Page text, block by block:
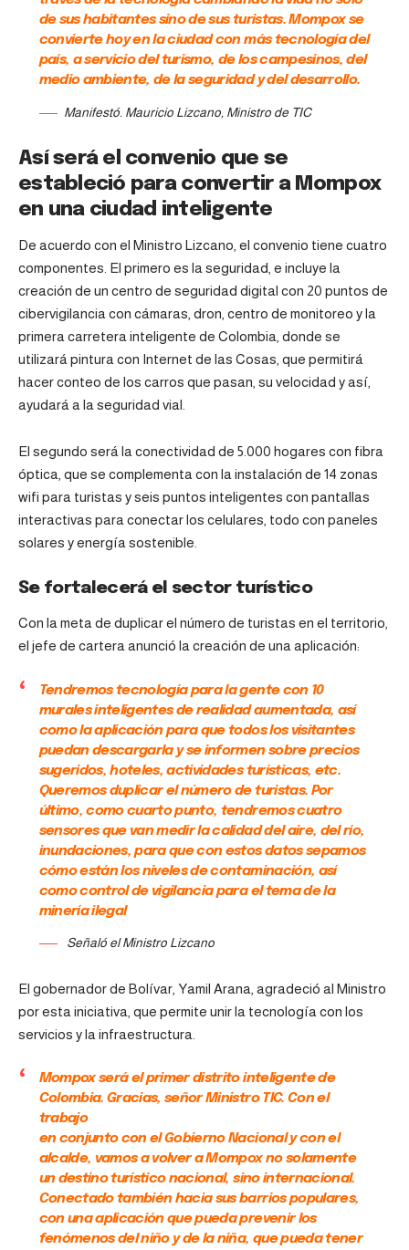
de sus habitantes sino de sus turistas. Mompox se
convierte hoy en la ciudad con más tecnología del
país, a servicio del turismo, de los campesinos, del
medio ambiente, de la seguridad y del desarrollo.
Manifestó. Mauricio Lizcano, Ministro de TIC
Así será el convenio que se
estableció para convertir a Mompox
en una ciudad inteligente
De acuerdo con el Ministro Lizcano, el convenio tiene cuatro
componentes. El primero es la seguridad, e incluye la
creación de un centro de seguridad digital con 20 puntos de
cibervigilancia con cámaras, dron, centro de monitoreo y la
primera carretera inteligente de Colombia, donde se
utilizará pintura con Internet de las Cosas, que permitirá
hacer conteo de los carros que pasan, su velocidad y así,
ayudará a la seguridad vial.
El segundo será la conectividad de 5.000 hogares con fibra
óptica, que se complementa con la instalación de 14 zonas
wifi para turistas y seis puntos inteligentes con pantallas
interactivas para conectar los celulares, todo con paneles
solares y energía sostenible.
Se fortalecerá el sector turístico
Con la meta de duplicar el número de turistas en el territorio,
el jefe de cartera anunció la creación de una aplicación:
Tendremos tecnología para la gente con 10
murales inteligentes de realidad aumentada, así
como la aplicación para que todos los visitantes
puedan descargarla y se informen sobre precios
sugeridos, hoteles, actividades turísticas, etc.
Queremos duplicar el número de turistas. Por
último, como cuarto punto, tendremos cuatro
sensores que van medir la calidad del aire, del río,
inundaciones, para que con estos datos sepamos
cómo están los niveles de contaminación, así
como control de vigilancia para el tema de la
minería ilegal
Señaló el Ministro Lizcano
El gobernador de Bolívar, Yamil Arana, agradeció al Ministro
por esta iniciativa, que permite unir la tecnología con los
servicios y la infraestructura.
Mompox será el primer distrito inteligente de
Colombia. Gracias, señor Ministro TIC. Con el
trabajo
en conjunto con el Gobierno Nacional y con el
alcalde, vamos a volver a Mompox no solamente
un destino turístico nacional, sino internacional.
Conectado también hacia sus barrios populares,
con una aplicación que pueda prevenir los
fenómenos del niño y de la niña, que pueda tener